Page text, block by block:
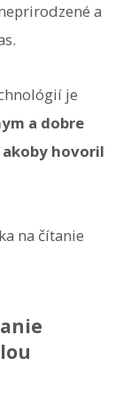
a
je
a dobre
hovoril
na čítanie